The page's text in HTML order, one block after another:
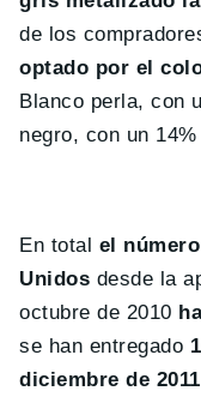
de los
optado por el
Blanco perla, con
negro, con un
En total el
Unidos desde la
octubre de 2010
se han entregado
diciembre de 2011